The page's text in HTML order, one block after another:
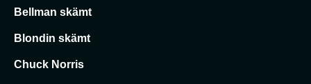
Bellman skämt
Blondin skämt
Chuck Norris